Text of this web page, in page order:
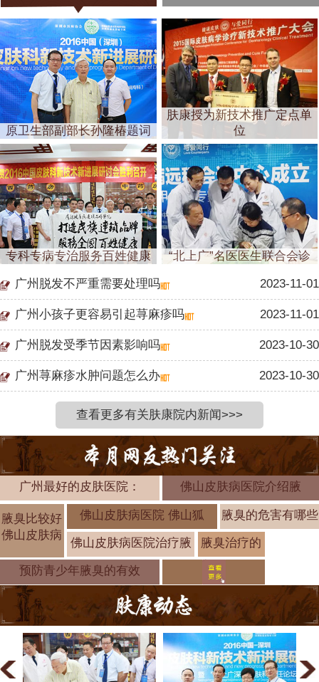
原卫生部副部长孙隆椿题词
肤康授为新技术推广定点单
位
专科专病专治服务百姓健康 “北上广”名医医生联合会诊
广州脱发不严重需要处理吗 2023-11-01
广州小孩子更容易引起荨麻疹吗 2023-11-01
广州脱发受季节因素影响吗 2023-10-30
广州荨麻疹水肿问题怎么办 2023-10-30
查看更多有关肤康院内新闻>>>
广州最好的皮肤医院： 佛山皮肤病医院介绍腋
腋臭比较好
佛山皮肤病
佛山皮肤病医院 佛山狐 腋臭的危害有哪些
佛山皮肤病医院治疗腋
腋臭治疗的
方法有哪些
预防青少年腋臭的有效